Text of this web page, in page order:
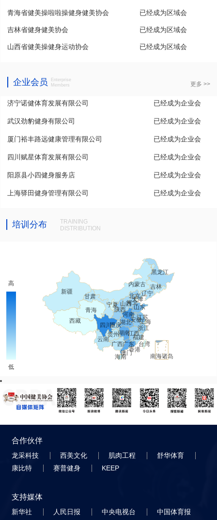
员
青海省健美操啦啦操健身健美协会 已经成为区域会
员
吉林省健身健美协会 已经成为区域会
员
山西省健美操健身运动协会 已经成为区域会
企业会员
Enterprise
Members
更多 >>
济宁诺健体育发展有限公司 已经成为企业会
员
武汉劲豹健身有限公司 已经成为企业会
员
厦门裕丰路远健康管理有限公司 已经成为企业会
员
四川赋星体育发展有限公司 已经成为企业会
员
阳原县小四健身服务店 已经成为企业会
员
上海驿田健身管理有限公司 已经成为企业会
培训分布
TRAINING
DISTRIBUTION
合作伙伴
龙采科技 西美文化 肌肉工程
舒华体育
康比特
赛普健身 KEEP
支持媒体
新华社 人民日报 中央电视台 中国体育报